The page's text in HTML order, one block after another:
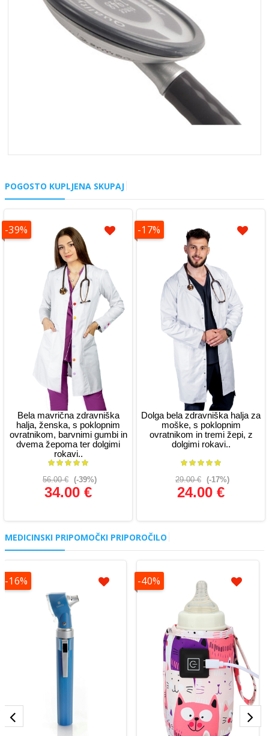
POGOSTO KUPLJENA SKUPAJ
-39%
Bela mavrična zdravniška
halja, ženska, s poklopnim
ovratnikom, barvnimi gumbi in
dvema žepoma ter dolgimi
rokavi..
56.00 € (-39%)
34.00 €
Glej podrobnosti
-17%
Dolga bela zdravniška halja za
moške, s poklopnim
ovratnikom in tremi žepi, z
dolgimi rokavi..
29.00 € (-17%)
24.00 €
Glej podrobnosti
MEDICINSKI PRIPOMOČKI PRIPOROČILO
-16% -40%